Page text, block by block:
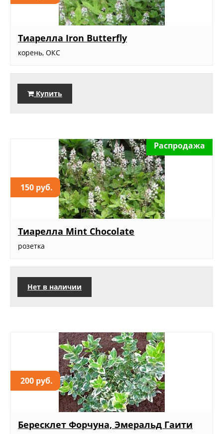
Тиарелла Iron Butterfly
корень, ОКС
Купить
150 руб.
Распродажа
Тиарелла Mint Chocolate
розетка
Нет в наличии
200 руб.
Бересклет Форчуна, Эмеральд Гаити